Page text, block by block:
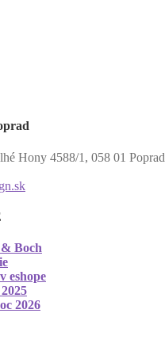
Hony 4588/1, 058 01 Poprad
Boch
eshope
2026